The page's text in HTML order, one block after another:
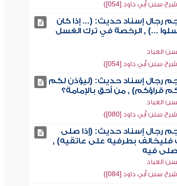
سنن أبي داود [054])
رجال إسناد حديث: (... إذا كان
...) , الرخصة في ترك الغسل
العباد
سنن أبي داود [054])
رجال إسناد حديث: (ليؤذن لكم
قراؤكم) , من أحق بالإمامة؟
العباد
سنن أبي داود [080])
رجال إسناد حديث: (إذا صلى
بطرفيه على عاتقيه) ,
فيه
العباد
سنن أبي داود [084])